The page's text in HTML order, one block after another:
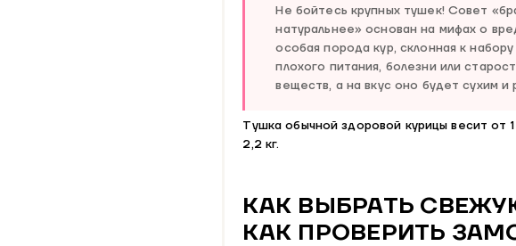
Не бойтесь крупных тушек! Совет
натуральнее» основан на мифах о
особая порода кур, склонная к
плохого питания, болезни или
веществ, а на вкус оно будет сухим и
Тушка обычной здоровой курицы весит от
2,2 кг.
КАК ВЫБРАТЬ
КАК ПРОВЕРИТЬ